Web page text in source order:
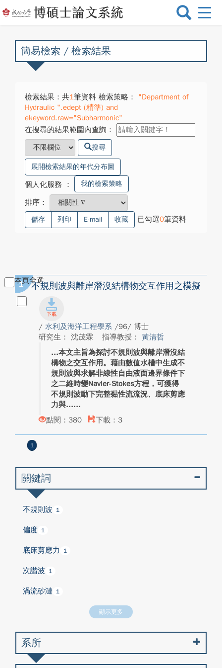
選
換
簡易檢索 / 檢索結果
檢索結果：共1筆資料 檢索策略：
"Department of
Hydraulic ".edept (精準) and
ekeyword.raw="Subharmonic"
在搜尋的結果範圍內查詢：
搜尋
展開檢索結果的年代分布圖
個人化服務 ： 我的檢索策略
排序：
儲存 列印 E-mail 收藏 已勾選0筆資料
本頁全選
1 不規則波與離岸潛沒結構物交互作用之模擬
/ 水利及海洋工程學系 /96/ 博士
研究生： 沈茂霖
指導教授： 黃清哲
本文主旨為探討不規則波與離岸潛沒結
構物之交互作用。藉由數值水槽中生成不
規則波與求解非線性自由液面邊界條件下
之二維時變Navier-Stokes方程，可獲得
不規則波動下完整黏性流流況、底床剪應
力與...
點閱：380
下載：3
1
關鍵詞
不規則波 1
偏度 1
底床剪應力 1
次諧波 1
渦流砂漣 1
顯示更多
系所